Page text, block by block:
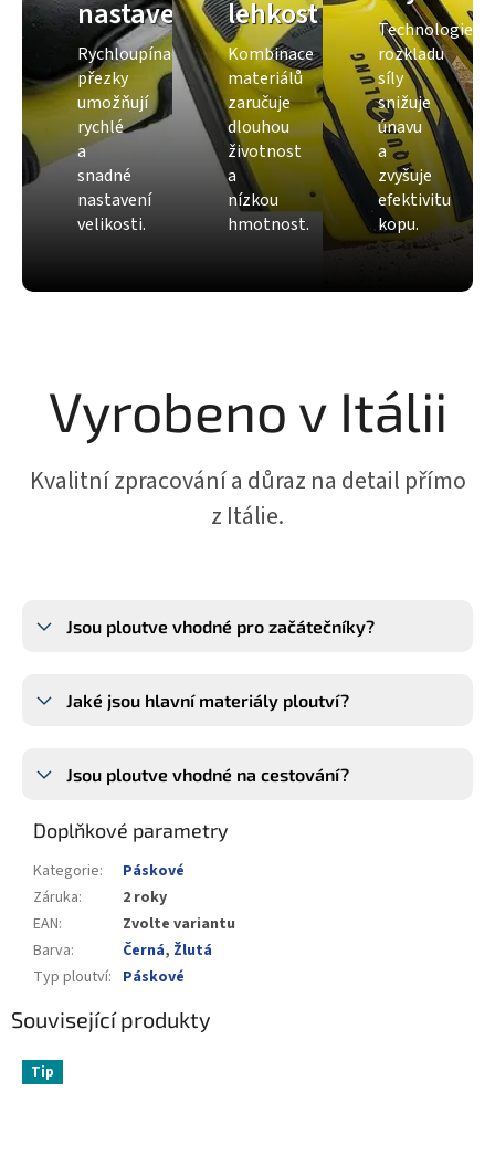
nastavení
Rychloupínací
přezky
umožňují
rychlé
a
snadné
nastavení
velikosti.
lehkost
Kombinace
materiálů
zaručuje
dlouhou
životnost
a
nízkou
hmotnost.
Technologie
rozkladu
síly
snižuje
únavu
a
zvyšuje
efektivitu
kopu.
Vyrobeno v Itálii
Kvalitní zpracování a důraz na detail přímo
z Itálie.
Jsou ploutve vhodné pro začátečníky?
Jaké jsou hlavní materiály ploutví?
Jsou ploutve vhodné na cestování?
Doplňkové parametry
Kategorie:
Páskové
Záruka:
2 roky
EAN:
Zvolte variantu
Barva: Černá, Žlutá
Typ ploutví: Páskové
Související produkty
Tip